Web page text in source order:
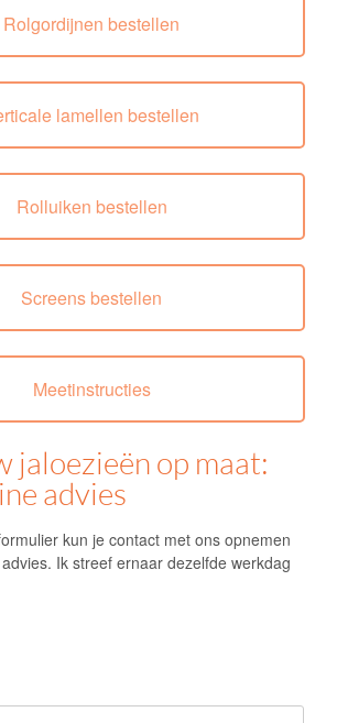
Rolgordijnen bestellen
lamellen bestellen
Rolluiken bestellen
Screens bestellen
Meetinstructies
jaloezieën op maat:
advies
kun je contact met ons opnemen
Ik streef ernaar dezelfde werkdag